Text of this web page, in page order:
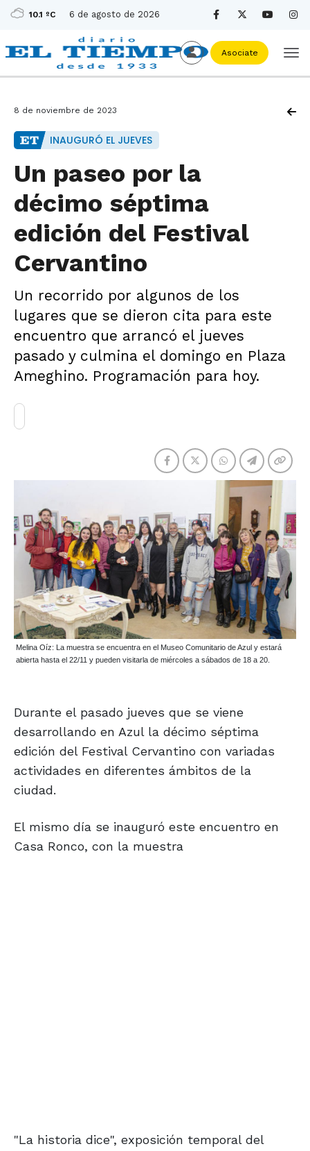
10.1 ºC 6 de agosto de 2026
Asociate
8 de noviembre de 2023
INAUGURÓ EL JUEVES
Un paseo por la
décimo séptima
edición del Festival
Cervantino
Un recorrido por algunos de los
lugares que se dieron cita para este
encuentro que arrancó el jueves
pasado y culmina el domingo en Plaza
Ameghino. Programación para hoy.
Melina Oíz: La muestra se encuentra en el Museo Comunitario de Azul y estará
abierta hasta el 22/11 y pueden visitarla de miércoles a sábados de 18 a 20.
Durante el pasado jueves que se viene
desarrollando en Azul la décimo séptima
edición del Festival Cervantino con variadas
actividades en diferentes ámbitos de la
ciudad.
El mismo día se inauguró este encuentro en
Casa Ronco, con la muestra
"La historia dice", exposición temporal del